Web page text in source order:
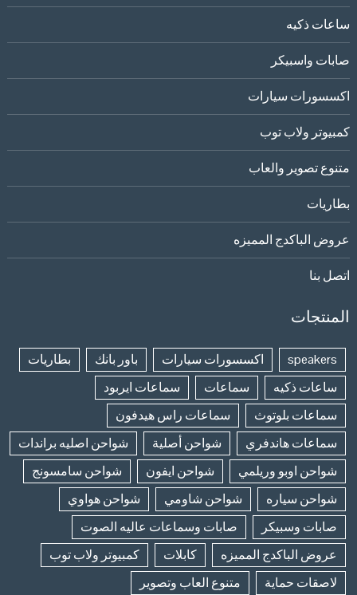
ساعات ذكيه
صابات واسبيكر
اكسسورات سيارات
كمبيوتر ولاب توب
متنوع تصوير والعاب
بطاريات
عروض الباكدج المميزه
اتصل بنا
المنتجات
speakers اكسسورات سيارات باور بانك
بطاريات
ساعات ذكيه
سماعات
سماعات ايربود
سماعات بلوتوث
سماعات راس هيدفون
سماعات هاندفري
شواحن أصلية
شواحن اصليه براندات
شواحن اوبو وريلمي
شواحن ايفون
شواحن سامسونج
شواحن سياره
شواحن شاومي
شواحن هواوي
صابات وسبيكر
صابات وسماعات عاليه الصوت
عروض الباكدج المميزه
كابلات
كمبيوتر ولاب توب
لاصقات حماية
متنوع العاب وتصوير